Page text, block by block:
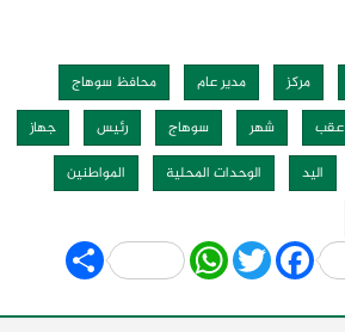
مركز مدير عام
محافظ سوهاج
عقب شهر سوهاج رئيس
جهاز
اليد الوحدات المحلية
المواطنين
Share WhatsApp
Twitter